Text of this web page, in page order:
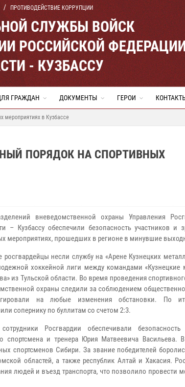
ПРОТИВОДЕЙСТВИЕ КОРРУПЦИИ
СЛУЖБЫ ВОЙСК
РОССИЙСКОЙ
- КУЗБАССУ
ГРАЖДАН ДОКУМЕНТЫ ГЕРОИ
мероприятиях в Кузбассе
ПОРЯДОК НА СПОРТИВНЫХ
вневедомственной охраны Управления
– Кузбассу обеспечили безопасность участников и
мероприятиях, прошедших в регионе в минувшие
росгвардейцы несли службу на «Арене Кузнецких
хоккейной лиги между командами «Кузнецкие
из Тульской области. Во время проведения
охраны следили за соблюдением
на любые изменения обстановки. По
сопернику по буллитам со счетом 2:3.
Росгвардии обеспечивали
и тренера Юрия Матвеевича Васильева.
спортсменов Сибири. За звание победителей
областей, а также республик Алтай и Хакасия.
людей и въезд транспорта, что позволило провести